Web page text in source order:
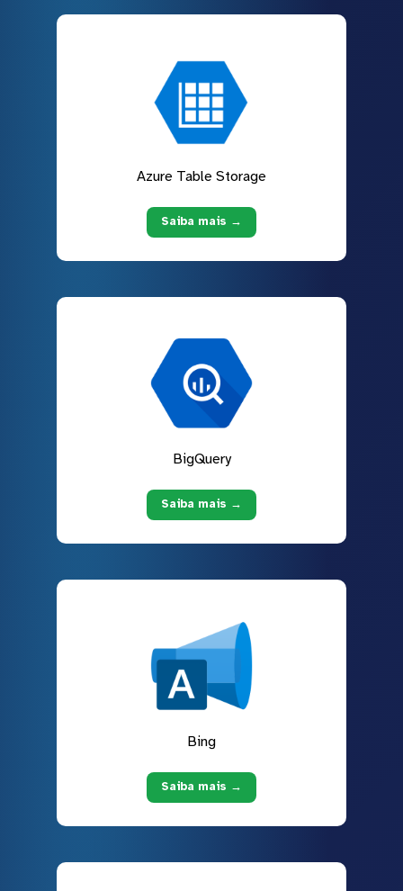
Azure Table Storage
Saiba mais →
BigQuery
Saiba mais →
Bing
Saiba mais →